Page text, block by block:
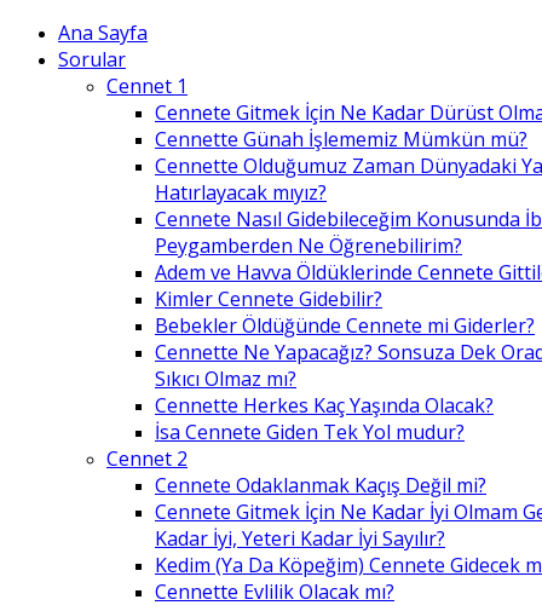
Ana Sayfa
Sorular
Cennet 1
Cennete Gitmek İçin Ne Kadar Dürüst
Cennette Günah İşlememiz Mümkün mü?
Cennette Olduğumuz Zaman Dünyadaki
Hatırlayacak mıyız?
Cennete Nasıl Gidebileceğim Konusunda
Peygamberden Ne Öğrenebilirim?
Adem ve Havva Öldüklerinde Cennete
Kimler Cennete Gidebilir?
Bebekler Öldüğünde Cennete mi Giderler?
Cennette Ne Yapacağız? Sonsuza Dek
Sıkıcı Olmaz mı?
Cennette Herkes Kaç Yaşında Olacak?
İsa Cennete Giden Tek Yol mudur?
Cennet 2
Cennete Odaklanmak Kaçış Değil mi?
Cennete Gitmek İçin Ne Kadar İyi Olmam
Kadar İyi, Yeteri Kadar İyi Sayılır?
Kedim (Ya Da Köpeğim) Cennete Gidecek
Cennette Evlilik Olacak mı?